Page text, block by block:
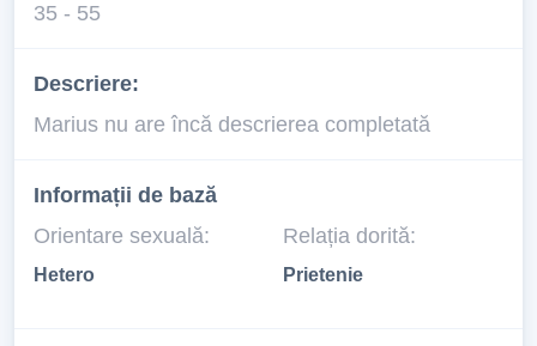
35 - 55
Descriere:
Marius nu are încă descrierea completată
Informații de bază
Orientare sexuală:
Hetero
Relația dorită:
Prietenie